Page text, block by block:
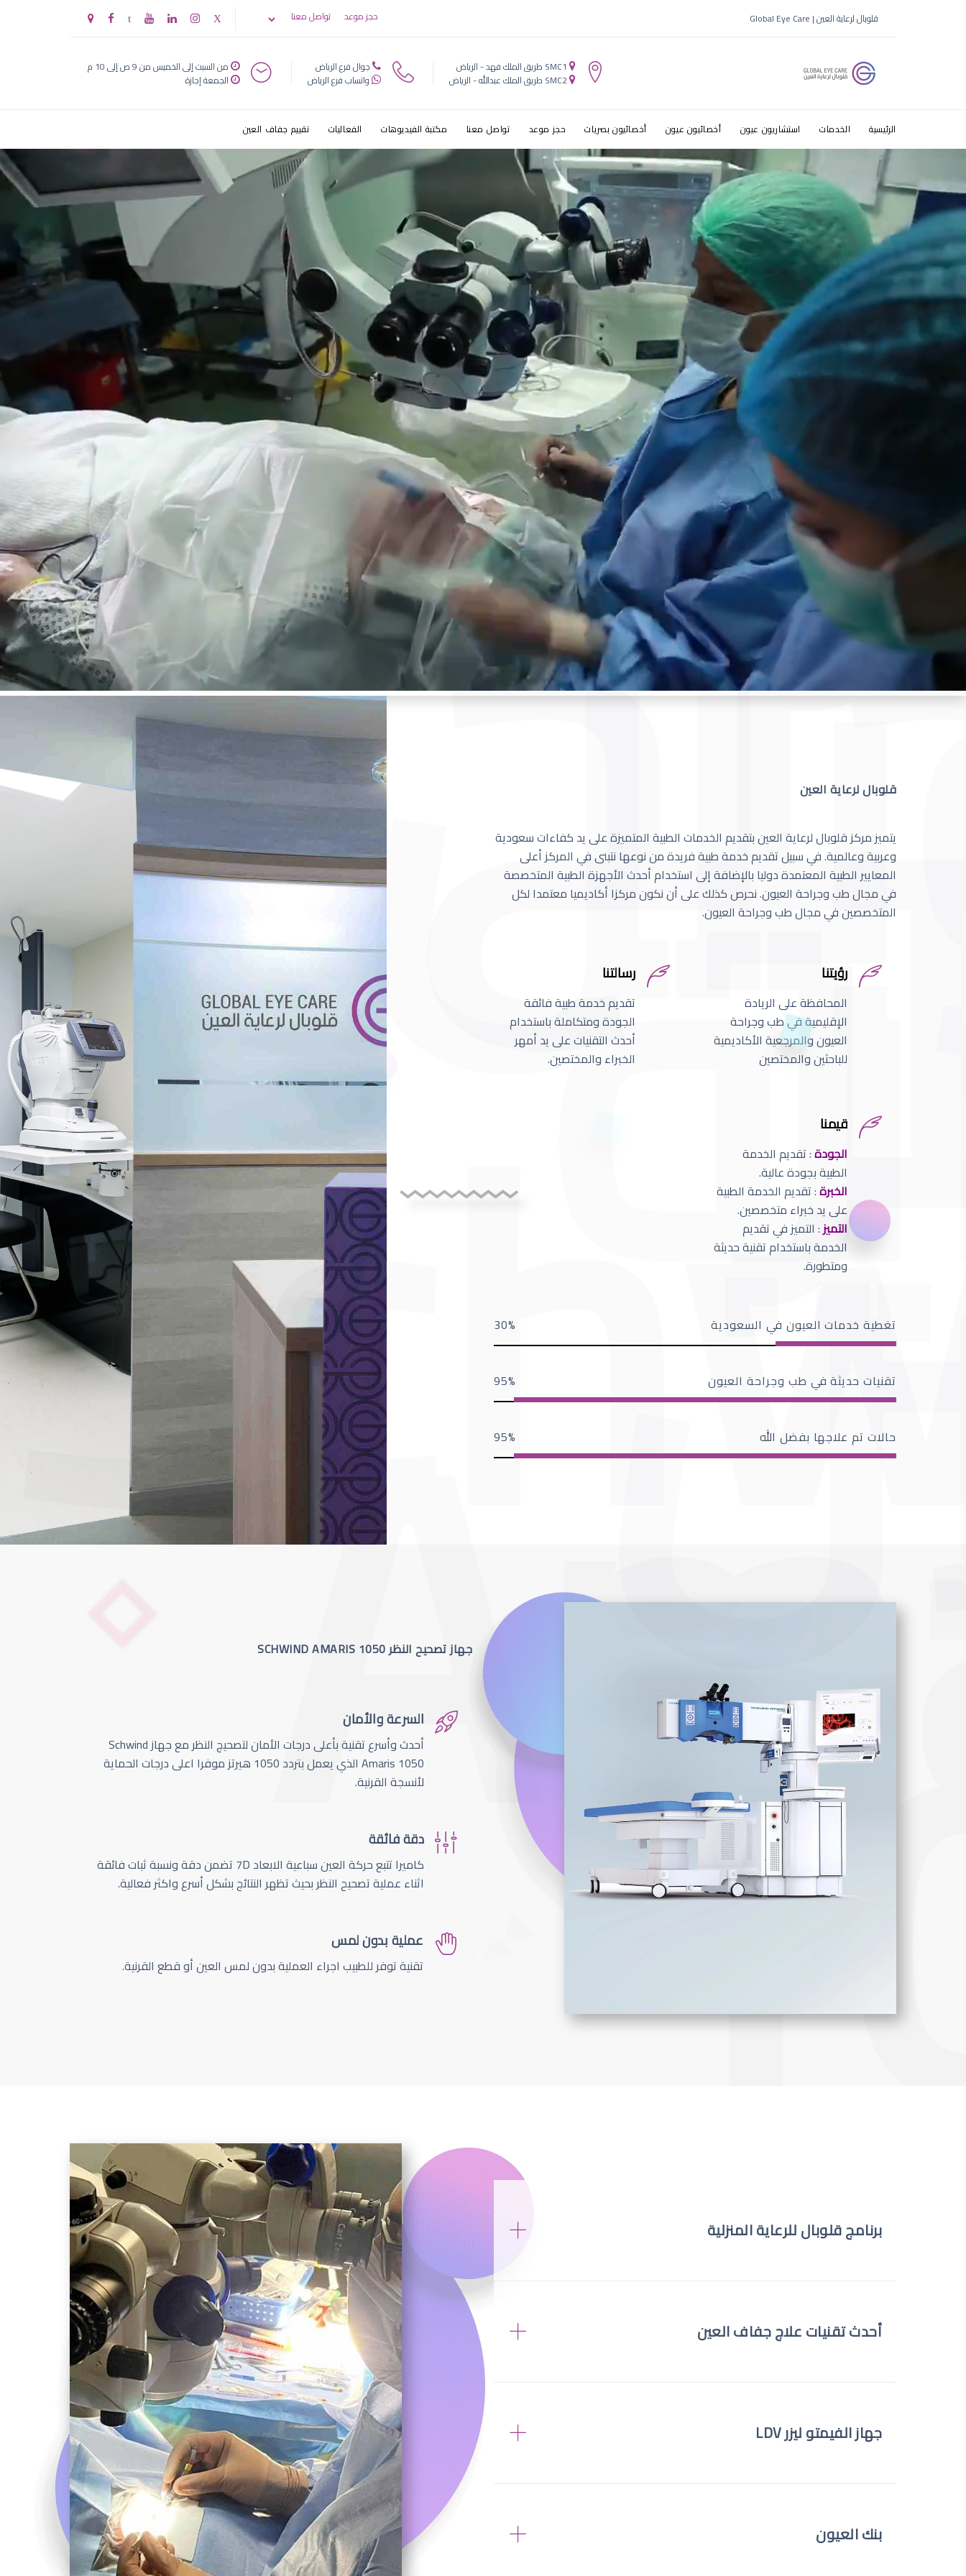
مركز عيون بالرياض
قلوبال لرعاية العين | Global Eye Care حجز موعد تواصل معنا
SMC1 طريق الملك فهد - الرياض
SMC2 طريق الملك عبدالله - الرياض
جوال فرع الرياض
واتساب فرع الرياض
من السبت إلى الخميس من 9 ص إلى 10 م
الجمعة إجازة
الرئيسية الخدمات استشاريون عيون أخصائيون عيون أخصائيون بصريات حجز موعد تواصل معنا مكتبة الفيديوهات الفعاليات تقييم جفاف العين
قلوبال لرعاية العين
يتميز مركز قلوبال لرعاية العين بتقديم الخدمات الطبية المتميزة على يد كفاءات سعودية
وعربية وعالمية. في سبيل تقديم خدمة طبية فريدة من نوعها نتبنى في المركز أعلى
المعايير الطبية المعتمدة دوليا بالإضافة إلى استخدام أحدث الأجهزة الطبية المتخصصة
في مجال طب وجراحة العيون. نحرص كذلك على أن نكون مركزا أكاديميا معتمدا لكل
المتخصصين في مجال طب وجراحة العيون.
رؤيتنا
المحافظة على الريادة
الإقليمية في طب وجراحة
العيون والمرجعية الأكاديمية
للباحثين والمختصين
رسالتنا
تقديم خدمة طبية فائقة
الجودة ومتكاملة باستخدام
أحدث التقنيات على يد أمهر
الخبراء والمختصين.
قيمنا
الجودة: تقديم الخدمة
الطبية بجودة عالية.
الخبرة: تقديم الخدمة الطبية
على يد خبراء متخصصين.
التميز: التميز في تقديم
الخدمة باستخدام تقنية حديثة
ومتطورة.
تغطية خدمات العيون في السعودية 30
تقنيات حديثة في طب وجراحة العيون 95
حالات تم علاجها بفضل الله 95
جهاز تصحيح النظر SCHWIND AMARIS 1050
السرعة والأمان
أحدث وأسرع تقنية بأعلى درجات الأمان لتصحيج النظر مع جهاز Schwind
Amaris 1050 الذي يعمل بتردد 1050 هيرتز موفرا اعلى درجات الحماية
لأنسجة القرنية.
دقة فائقة
كاميرا تتبع حركة العين سباعية الابعاد 7D تضمن دقة ونسبة ثبات فائقة
اثناء عملية تصحيح النظر بحيث تظهر النتائج بشكل أسرع واكثر فعالية.
عملية بدون لمس
تقنية توفر للطبيب اجراء العملية بدون لمس العين أو قطع القرنية.
برنامج قلوبال للرعاية المنزلية
أحدث تقنيات علاج جفاف العين
جهاز الفيمتو ليزر LDV
بنك العيون